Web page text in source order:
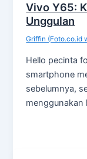
Vivo Y65:
Unggulan
Griffin (Foto.co.id
Hello pecinta
smartphone
sebelumnya,
menggunakan